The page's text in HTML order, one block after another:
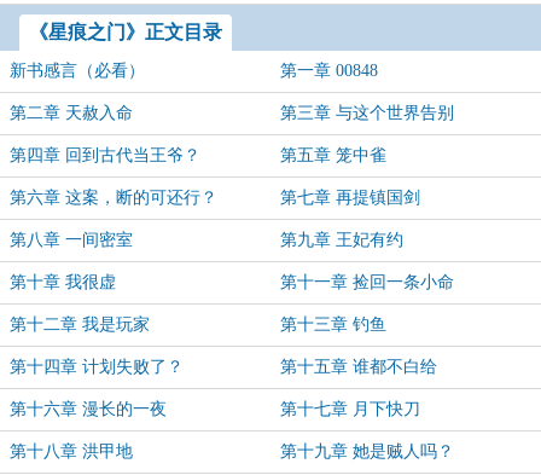
《星痕之门》正文目录
新书感言（必看） 第一章 00848
第二章 天赦入命 第三章 与这个世界告别
第四章 回到古代当王爷？ 第五章 笼中雀
第六章 这案，断的可还行？ 第七章 再提镇国剑
第八章 一间密室 第九章 王妃有约
第十章 我很虚 第十一章 捡回一条小命
第十二章 我是玩家 第十三章 钓鱼
第十四章 计划失败了？ 第十五章 谁都不白给
第十六章 漫长的一夜 第十七章 月下快刀
第十八章 洪甲地 第十九章 她是贼人吗？